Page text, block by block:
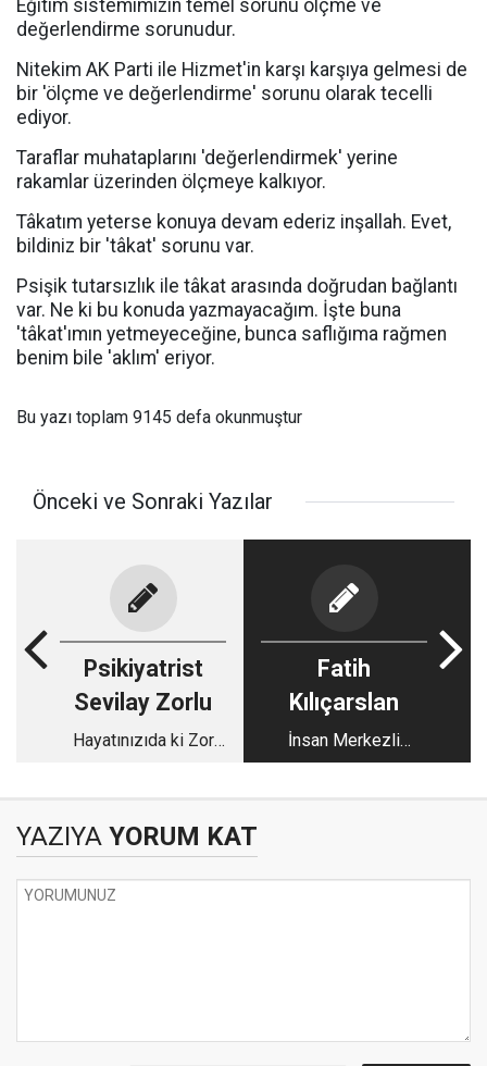
Eğitim sistemimizin temel sorunu ölçme ve
değerlendirme sorunudur.
Nitekim AK Parti ile Hizmet'in karşı karşıya gelmesi de
bir 'ölçme ve değerlendirme' sorunu olarak tecelli
ediyor.
Taraflar muhataplarını 'değerlendirmek' yerine
rakamlar üzerinden ölçmeye kalkıyor.
Tâkatım yeterse konuya devam ederiz inşallah. Evet,
bildiniz bir 'tâkat' sorunu var.
Psişik tutarsızlık ile tâkat arasında doğrudan bağlantı
var. Ne ki bu konuda yazmayacağım. İşte buna
'tâkat'ımın yetmeyeceğine, bunca saflığıma rağmen
benim bile 'aklım' eriyor.
Bu yazı toplam 9145 defa okunmuştur
Önceki ve Sonraki Yazılar
Psikiyatrist
Sevilay Zorlu
Hayatınızıda ki Zor
Fatih
Kılıçarslan
İnsan Merkezli
Sosyal Belediye
YAZIYA YORUM KAT